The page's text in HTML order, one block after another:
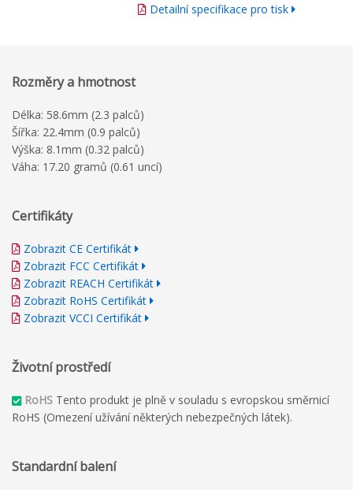
Detailní specifikace pro tisk
Rozměry a hmotnost
Délka: 58.6mm (2.3 palců)
Šířka: 22.4mm (0.9 palců)
Výška: 8.1mm (0.32 palců)
Váha: 17.20 gramů (0.61 uncí)
Certifikáty
Zobrazit CE Certifikát
Zobrazit FCC Certifikát
Zobrazit REACH Certifikát
Zobrazit RoHS Certifikát
Zobrazit VCCI Certifikát
Životní prostředí
RoHS Tento produkt je plně v souladu s evropskou směrnicí
RoHS (Omezení užívání některých nebezpečných látek).
Standardní balení